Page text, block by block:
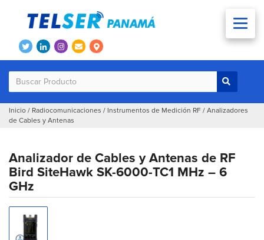
Inicio / Radiocomunicaciones / Instrumentos de Medición RF / Analizadores
de Cables y Antenas
Analizador de Cables y Antenas de RF
Bird SiteHawk SK-6000-TC1 MHz – 6
GHz